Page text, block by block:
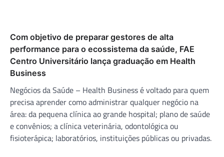
Com objetivo de preparar gestores de alta
performance para o ecossistema da saúde, FAE
Centro Universitário lança graduação em Health
Business
Negócios da Saúde – Health Business é voltado para quem
precisa aprender como administrar qualquer negócio na
área: da pequena clínica ao grande hospital; plano de saúde
e convênios; a clínica veterinária, odontológica ou
fisioterápica; laboratórios, instituições públicas ou privadas.